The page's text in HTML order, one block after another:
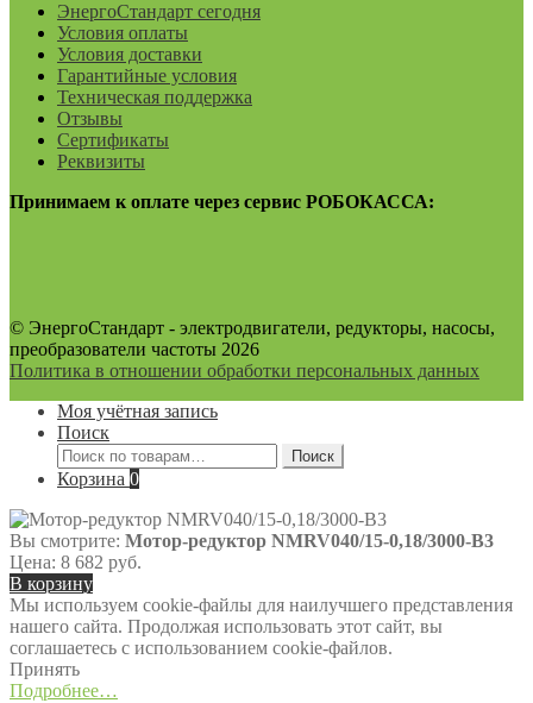
ЭнергоСтандарт сегодня
Условия оплаты
Условия доставки
Гарантийные условия
Техническая поддержка
Отзывы
Сертификаты
Реквизиты
Принимаем к оплате через сервис РОБОКАССА:
© ЭнергоСтандарт - электродвигатели, редукторы, насосы,
преобразователи частоты 2026
Политика в отношении обработки персональных данных
Моя учётная запись
Поиск
Искать:
Поиск
Корзина 0
Вы смотрите: Мотор-редуктор NMRV040/15-0,18/3000-B3
Цена: 8 682 руб.
В корзину
Мы используем cookie-файлы для наилучшего представления
нашего сайта. Продолжая использовать этот сайт, вы
соглашаетесь с использованием cookie-файлов.
Принять
Подробнее…